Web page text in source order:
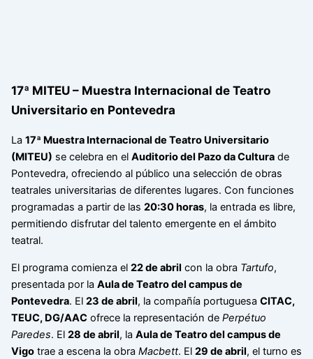
17ª MITEU – Muestra Internacional de Teatro
Universitario en Pontevedra
La 17ª Muestra Internacional de Teatro Universitario
(MITEU) se celebra en el Auditorio del Pazo da Culturade
Pontevedra, ofreciendo al público una selección de obras
teatrales universitarias de diferentes lugares. Con funciones
programadas a partir de las 20:30 horas, la entrada es libre,
permitiendo disfrutar del talento emergente en el ámbito
teatral.
El programa comienza el 22 de abril con la obra Tartufo,
presentada por la Aula de Teatro del campus de
Pontevedra. El 23 de abril, la compañía portuguesa CITAC,
TEUC, DG/AACofrece la representación de Perpétuo
Paredes. El 28 de abril, la Aula de Teatro del campus de
Vigotrae a escena la obra Macbett. El 29 de abril, el turno es